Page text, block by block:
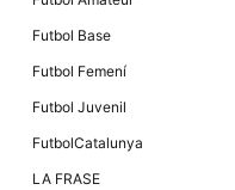
Futbol Base
Futbol Femení
Futbol Juvenil
FutbolCatalunya
LA FRASE